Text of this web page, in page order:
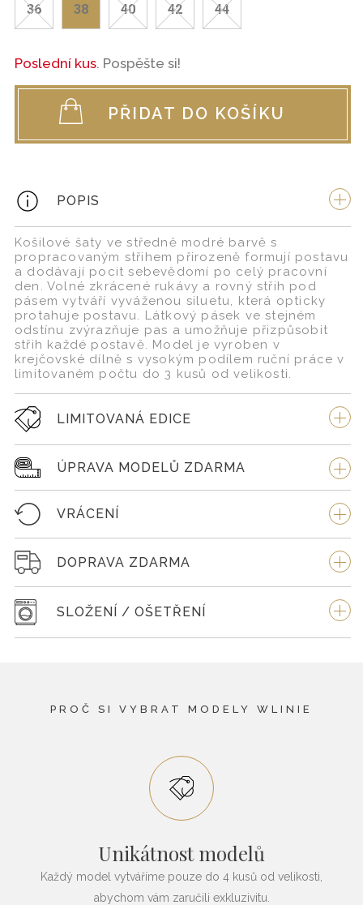
36 38 40 42 44
Poslední kus. Pospěšte si!
PŘIDAT DO KOŠÍKU
POPIS
Košilové šaty ve středně modré barvě s
propracovaným střihem přirozeně formují postavu
a dodávají pocit sebevědomí po celý pracovní
den. Volné zkrácené rukávy a rovný střih pod
pásem vytváří vyváženou siluetu, která opticky
protahuje postavu. Látkový pásek ve stejném
odstínu zvýrazňuje pas a umožňuje přizpůsobit
střih každé postavě. Model je vyroben v
krejčovské dílně s vysokým podílem ruční práce v
limitovaném počtu do 3 kusů od velikosti.
LIMITOVANÁ EDICE
ÚPRAVA MODELŮ ZDARMA
VRÁCENÍ
DOPRAVA ZDARMA
SLOŽENÍ / OŠETŘENÍ
PROČ SI VYBRAT MODELY WLINIE
Unikátnost modelů
Každý model vytváříme pouze do 4 kusů od velikosti,
abychom vám zaručili exkluzivitu.